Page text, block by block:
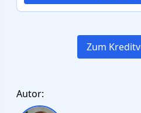
Zum
Autor: